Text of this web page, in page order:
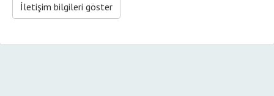
İletişim bilgileri göster